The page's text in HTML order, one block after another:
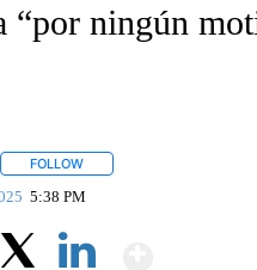
“por ningún
FOLLOW
5:38 PM